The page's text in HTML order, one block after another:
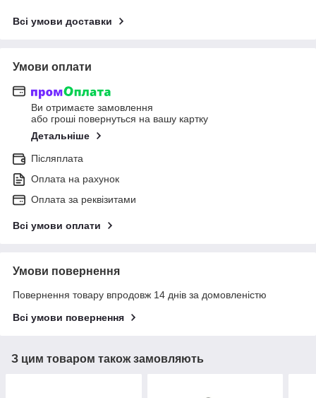
Всі умови доставки
Умови оплати
Ви отримаєте замовлення
або гроші повернуться на вашу картку
Детальніше
Післяплата
Оплата на рахунок
Оплата за реквізитами
Всі умови оплати
Умови повернення
Повернення товару впродовж 14 днів за домовленістю
Всі умови повернення
З цим товаром також замовляють